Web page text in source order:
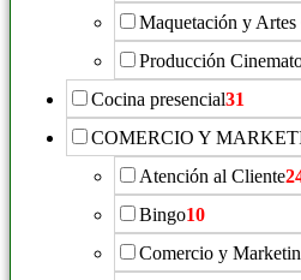
Maquetación y Artes
Producción
Cocina presencial31
COMERCIO Y
Atención al Cliente
Bingo10
Comercio y